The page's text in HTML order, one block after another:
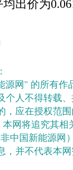
出价为
源网" 的所有作
个人不得转载
，应在授权范
网将追究其相
中国新能源网
，并不代表本